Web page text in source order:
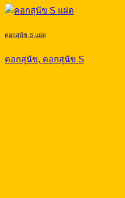
คอกสุนัข S แฝด
คอกสุนัข, คอกสุนัข S